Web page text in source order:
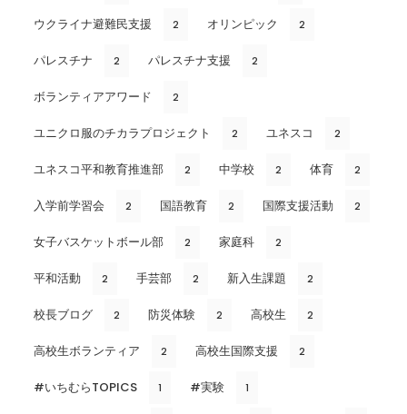
ウクライナ避難民支援 2 オリンピック 2
パレスチナ 2 パレスチナ支援 2
ボランティアアワード 2
ユニクロ服のチカラプロジェクト 2 ユネスコ 2
ユネスコ平和教育推進部 2 中学校 2 体育 2
入学前学習会 2 国語教育 2 国際支援活動 2
女子バスケットボール部 2 家庭科 2
平和活動 2 手芸部 2 新入生課題 2
校長ブログ 2 防災体験 2 高校生 2
高校生ボランティア 2 高校生国際支援 2
#いちむらTOPICS 1 #実験 1